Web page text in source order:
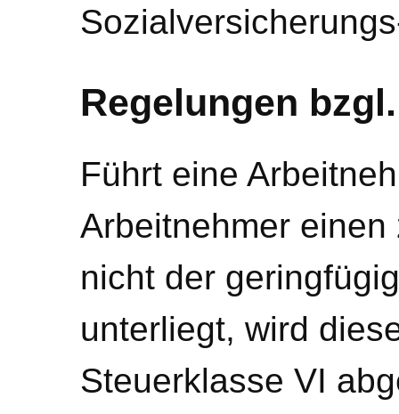
Regelungen
Führt eine
Arbeitnehmer
nicht der
unterliegt, wird
Steuerklasse VI